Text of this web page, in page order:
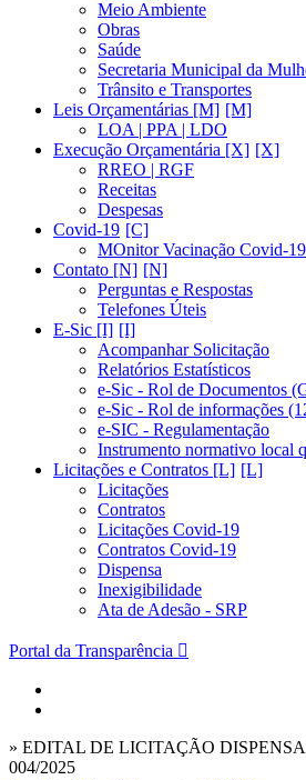
Meio Ambiente
Obras
Saúde
Secretaria Municipal da
Trânsito e Transportes
Leis Orçamentárias [M]
LOA | PPA | LDO
Execução Orçamentária [X]
RREO | RGF
Receitas
Despesas
Covid-19
MOnitor Vacinação Covid-19
Contato [N]
Perguntas e Respostas
Telefones Úteis
E-Sic [I]
Acompanhar Solicitação
Relatórios Estatísticos
e-Sic - Rol de Documentos
e-Sic - Rol de informações
e-SIC - Regulamentação
Instrumento normativo local
Licitações e Contratos [L]
Licitações
Contratos
Licitações Covid-19
Contratos Covid-19
Dispensa
Inexigibilidade
Ata de Adesão - SRP
Portal da Transparência
» EDITAL DE LICITAÇÃO
004/2025